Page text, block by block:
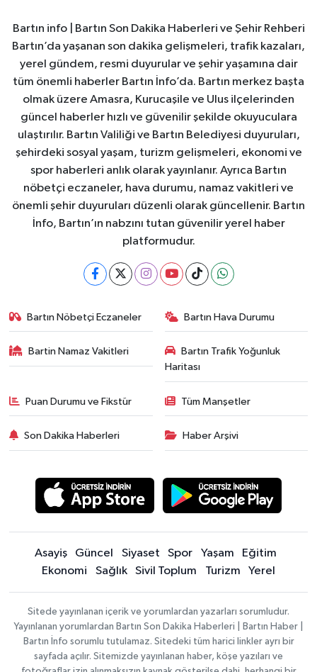
Bartın info | Bartın Son Dakika Haberleri ve Şehir Rehberi
Bartın’da yaşanan son dakika gelişmeleri, trafik kazaları,
yerel gündem, resmi duyurular ve şehir yaşamına dair
tüm önemli haberler Bartın İnfo’da. Bartın merkez başta
olmak üzere Amasra, Kurucaşile ve Ulus ilçelerinden
güncel haberler hızlı ve güvenilir şekilde okuyuculara
ulaştırılır. Bartın Valiliği ve Bartın Belediyesi duyuruları,
şehirdeki sosyal yaşam, turizm gelişmeleri, ekonomi ve
spor haberleri anlık olarak yayınlanır. Ayrıca Bartın
nöbetçi eczaneler, hava durumu, namaz vakitleri ve
önemli şehir duyuruları düzenli olarak güncellenir. Bartın
İnfo, Bartın’ın nabzını tutan güvenilir yerel haber
platformudur.
Bartın Nöbetçi Eczaneler Bartın Hava Durumu
Bartin Namaz Vakitleri
Bartın Trafik Yoğunluk
Haritası
Puan Durumu ve Fikstür Tüm Manşetler
Son Dakika Haberleri Haber Arşivi
Asayiş Güncel Siyaset Spor Yaşam
Eğitim
Ekonomi
Sağlık Sivil Toplum Turizm Yerel
Sitede yayınlanan içerik ve yorumlardan yazarları sorumludur.
Yayınlanan yorumlardan Bartın Son Dakika Haberleri | Bartın Haber |
Bartın İnfo sorumlu tutulamaz. Sitedeki tüm harici linkler ayrı bir
sayfada açılır. Sitemizde yayınlanan haber, köşe yazıları ve